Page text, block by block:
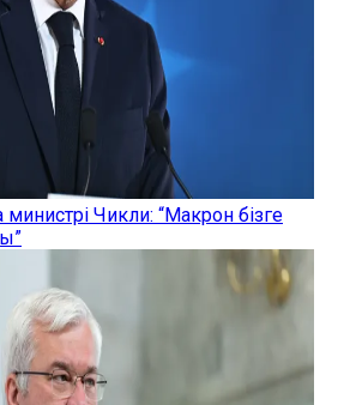
Чикли: “Макрон бізге